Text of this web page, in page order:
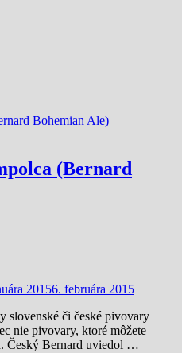
(Bernard
20156. februára 2015
slovenské či české pivovary
nie pivovary, ktoré môžete
Český Bernard uviedol …